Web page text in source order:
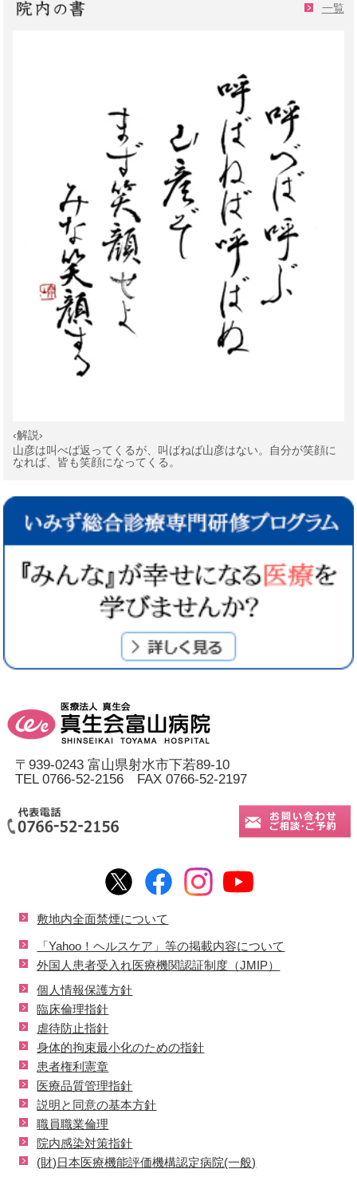
一覧
‹解説›
山彦は叫べば返ってくるが、叫ばねば山彦はない。自分が笑顔に
なれば、皆も笑顔になってくる。
〒939-0243 富山県射水市下若89-10
TEL 0766-52-2156 FAX 0766-52-2197
敷地内全面禁煙について
「Yahoo！ヘルスケア」等の掲載内容について
外国人患者受入れ医療機関認証制度（JMIP）
個人情報保護方針
臨床倫理指針
虐待防止指針
身体的拘束最小化のための指針
患者権利憲章
医療品質管理指針
説明と同意の基本方針
職員職業倫理
院内感染対策指針
(財)日本医療機能評価機構認定病院(一般)